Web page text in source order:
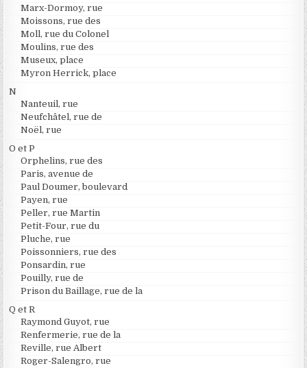
Marx-Dormoy, rue
Moissons, rue des
Moll, rue du Colonel
Moulins, rue des
Museux, place
Myron Herrick, place
N
Nanteuil, rue
Neufchâtel, rue de
Noël, rue
O et P
Orphelins, rue des
Paris, avenue de
Paul Doumer, boulevard
Payen, rue
Peller, rue Martin
Petit-Four, rue du
Pluche, rue
Poissonniers, rue des
Ponsardin, rue
Pouilly, rue de
Prison du Baillage, rue de la
Q et R
Raymond Guyot, rue
Renfermerie, rue de la
Reville, rue Albert
Roger-Salengro, rue